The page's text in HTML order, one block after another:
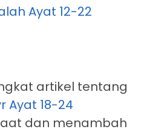
Ayat 12-22
artikel tentang
Ayat 18-24
dan menambah